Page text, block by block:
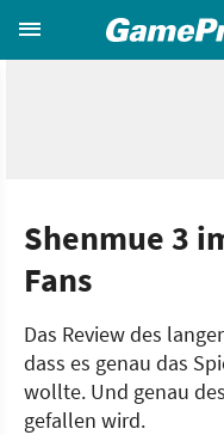
Shenmue 3
Fans
Das Review des
dass es genau das
wollte. Und genau
gefallen wird.